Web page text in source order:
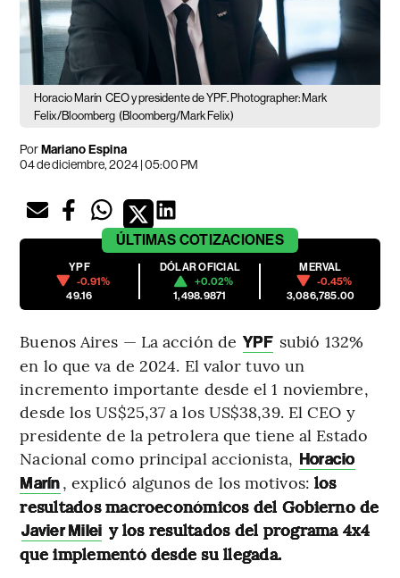
Horacio Marín CEO y presidente de YPF. Photographer: Mark
Felix/Bloomberg (Bloomberg/Mark Felix)
PorMariano Espina
04 de diciembre, 2024 | 05:00 PM
ÚLTIMAS COTIZACIONES
YPF
-0.91%
49.16
DÓLAR OFICIAL
+0.02%
1,498.9871
MERVAL
-0.45%
3,086,785.00
Buenos Aires — La acción de YPF subió 132%
en lo que va de 2024. El valor tuvo un
incremento importante desde el 1 noviembre,
desde los US$25,37 a los US$38,39. El CEO y
presidente de la petrolera que tiene al Estado
Nacional como principal accionista, Horacio
Marín, explicó algunos de los motivos: los
resultados macroeconómicos del Gobierno de
Javier Milei y los resultados del programa 4x4
que implementó desde su llegada.